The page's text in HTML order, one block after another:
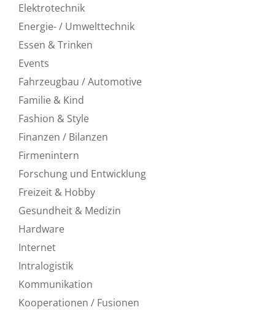
Elektrotechnik
Energie- / Umwelttechnik
Essen & Trinken
Events
Fahrzeugbau / Automotive
Familie & Kind
Fashion & Style
Finanzen / Bilanzen
Firmenintern
Forschung und Entwicklung
Freizeit & Hobby
Gesundheit & Medizin
Hardware
Internet
Intralogistik
Kommunikation
Kooperationen / Fusionen